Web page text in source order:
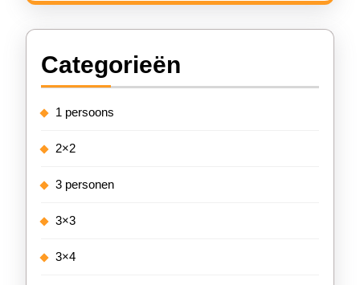
Categorieën
1 persoons
2×2
3 personen
3×3
3×4